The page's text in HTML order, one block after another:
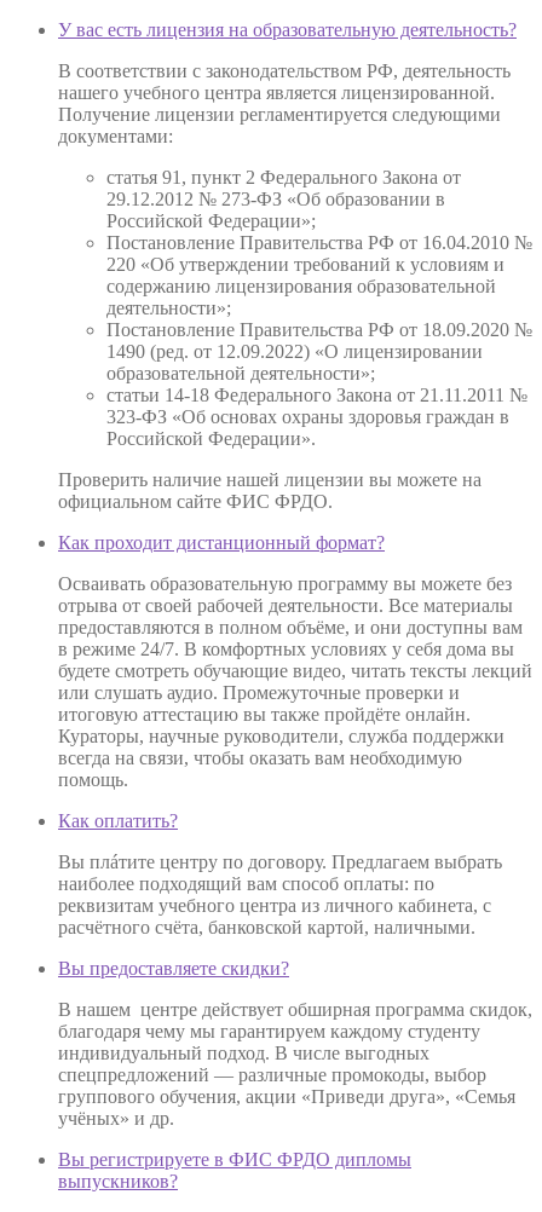
У вас есть лицензия на образовательную деятельность?
В соответствии с законодательством РФ, деятельность
нашего учебного центра является лицензированной.
Получение лицензии регламентируется следующими
документами:
статья 91, пункт 2 Федерального Закона от
29.12.2012 № 273-ФЗ «Об образовании в
Российской Федерации»;
Постановление Правительства РФ от 16.04.2010 №
220 «Об утверждении требований к условиям и
содержанию лицензирования образовательной
деятельности»;
Постановление Правительства РФ от 18.09.2020 №
1490 (ред. от 12.09.2022) «О лицензировании
образовательной деятельности»;
статьи 14-18 Федерального Закона от 21.11.2011 №
323-ФЗ «Об основах охраны здоровья граждан в
Российской Федерации».
Проверить наличие нашей лицензии вы можете на
официальном сайте ФИС ФРДО.
Как проходит дистанционный формат?
Осваивать образовательную программу вы можете без
отрыва от своей рабочей деятельности. Все материалы
предоставляются в полном объёме, и они доступны вам
в режиме 24/7. В комфортных условиях у себя дома вы
будете смотреть обучающие видео, читать тексты лекций
или слушать аудио. Промежуточные проверки и
итоговую аттестацию вы также пройдёте онлайн.
Кураторы, научные руководители, служба поддержки
всегда на связи, чтобы оказать вам необходимую
помощь.
Как оплатить?
Вы плáтите центру по договору. Предлагаем выбрать
наиболее подходящий вам способ оплаты: по
реквизитам учебного центра из личного кабинета, с
расчётного счёта, банковской картой, наличными.
Вы предоставляете скидки?
В нашем центре действует обширная программа скидок,
благодаря чему мы гарантируем каждому студенту
индивидуальный подход. В числе выгодных
спецпредложений — различные промокоды, выбор
группового обучения, акции «Приведи друга», «Семья
учёных» и др.
Вы регистрируете в ФИС ФРДО дипломы
выпускников?